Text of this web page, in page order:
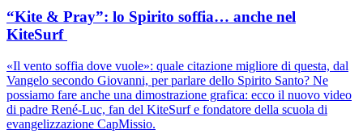
“Kite & Pray”: lo Spirito soffia… anche nel
KiteSurf
«Il vento soffia dove vuole»: quale citazione migliore di questa, dal
Vangelo secondo Giovanni, per parlare dello Spirito Santo? Ne
possiamo fare anche una dimostrazione grafica: ecco il nuovo video
di padre René-Luc, fan del KiteSurf e fondatore della scuola di
evangelizzazione CapMissio.